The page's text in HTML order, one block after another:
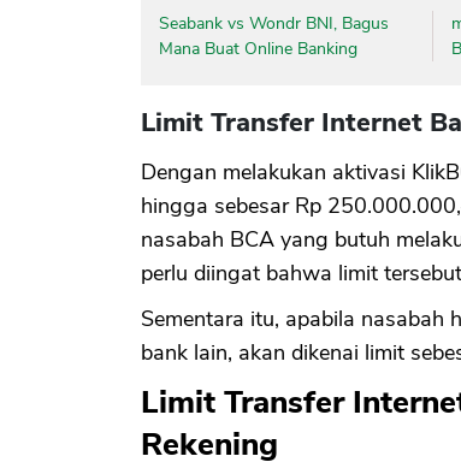
Seabank vs Wondr BNI, Bagus
Mana Buat Online Banking
Limit Transfer Internet
Dengan melakukan aktivasi
hingga sebesar Rp
nasabah BCA yang butuh
perlu diingat bahwa limit
Sementara itu, apabila nasabah
bank lain, akan dikenai limit
Limit Transfer
Rekening